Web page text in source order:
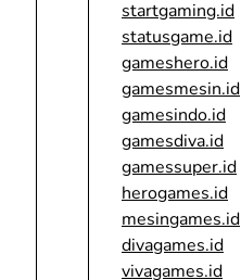
startgaming.id
statusgame.id
gameshero.id
gamesmesin.id
gamesindo.id
gamesdiva.id
gamessuper.id
herogames.id
mesingames.id
divagames.id
vivagames.id